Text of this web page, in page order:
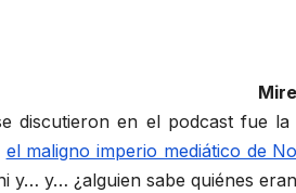
discutieron en el podcast fue
el maligno imperio mediático de
y… y… ¿alguien sabe quiénes